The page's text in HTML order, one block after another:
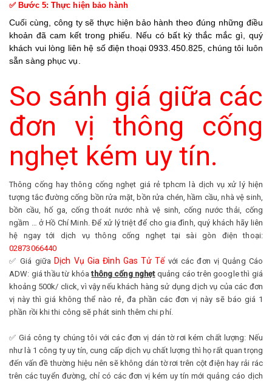
✅ Bước 5: Thực hiện bảo hành
Cuối cùng, công ty sẽ thực hiện bảo hành theo đúng những điều
khoản đã cam kết trong phiếu. Nếu có bất kỳ thắc mắc gì, quý
khách vui lòng liên hệ số điện thoại 0933.450.825, chúng tôi luôn
sẵn sàng phục vụ.
So sánh giá giữa các
đơn vị thông cống
nghẹt kém uy tín.
Thông cống hay thông cống nghẹt giá rẻ tphcm là dịch vụ xử lý hiện
tượng tắc đường cống bồn rửa mặt, bồn rửa chén, hầm cầu, nhà vệ sinh,
bồn cầu, hố ga, cống thoát nước nhà vệ sinh, cống nước thải, cống
ngầm … ở Hồ Chí Minh. Để xử lý triệt để cho gia đình, quý khách hãy liên
hệ ngay tới dịch vụ thông cống nghẹt tại sài gòn điện thoại:
02873066440
✅ Giá giữa Dịch Vụ Gia Đình Gas Tử Tếvới các đơn vị Quảng Cáo
ADW: giá thầu từ khóathông cống nghẹtquảng cáo trên google thì giá
khoảng 500k/ click, vì vậy nếu khách hàng sử dụng dịch vụ của các đơn
vị này thì giá không thể nào rẻ, đa phần các đơn vị này sẽ báo giá 1
phần rồi khi thi công sẽ phát sinh thêm chi phí.
✅ Giá công ty chúng tôi với các đơn vị dán tờ rơi kém chất lượng: Nếu
như là 1 công ty uy tín, cung cấp dịch vụ chất lượng thì họ rất quan trọng
đến vấn đề thường hiệu nên sẽ không dán tờ rơi trên cột điện hay rải rác
trên các tuyển đường, chỉ có các đơn vị kém uy tín mới quảng cáo dịch